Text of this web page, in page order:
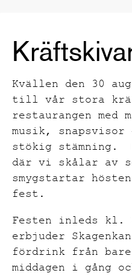
Kvällen den 30
till vår stora
restaurangen med
musik,
stökig
där vi skålar av
smygstartar
fest.
Festen inleds kl.
erbjuder
fördrink från
middagen i gång